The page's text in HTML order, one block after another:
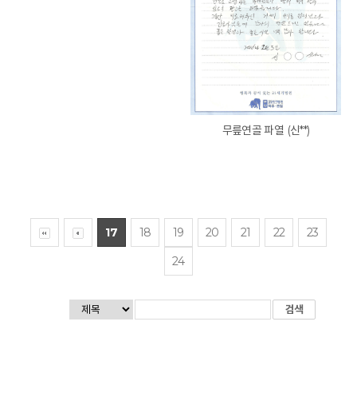
무릎연골 파열 (신**)
17 18 19 20 21 22
23
24